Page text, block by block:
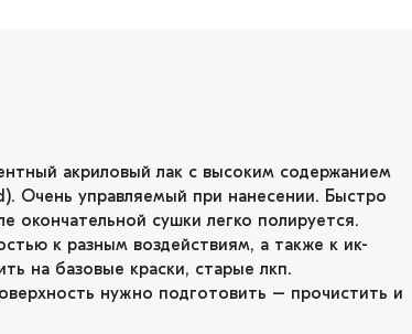
акриловый лак с высоким содержанием
Очень управляемый при нанесении. Быстро
окончательной сушки легко полируется.
к разным воздействиям, а также к ик-
на базовые краски, старые лкп.
нужно подготовить – прочистить и